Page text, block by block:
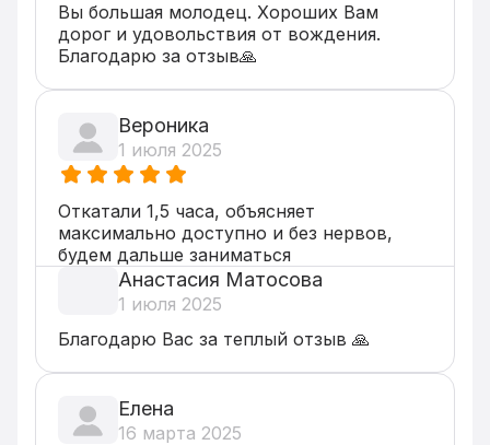
Вы большая молодец. Хороших Вам
дорог и удовольствия от вождения.
Благодарю за отзыв🙏
Вероника
1 июля 2025
Откатали 1,5 часа, объясняет
максимально доступно и без нервов,
будем дальше заниматься
Анастасия Матосова
1 июля 2025
Благодарю Вас за теплый отзыв 🙏
Елена
16 марта 2025